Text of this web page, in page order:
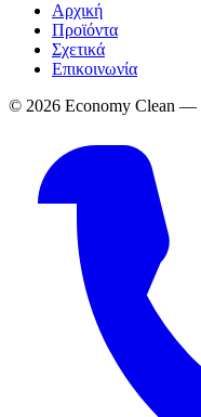
Αρχική
Προϊόντα
Σχετικά
Επικοινωνία
© 2026 Economy Clean —